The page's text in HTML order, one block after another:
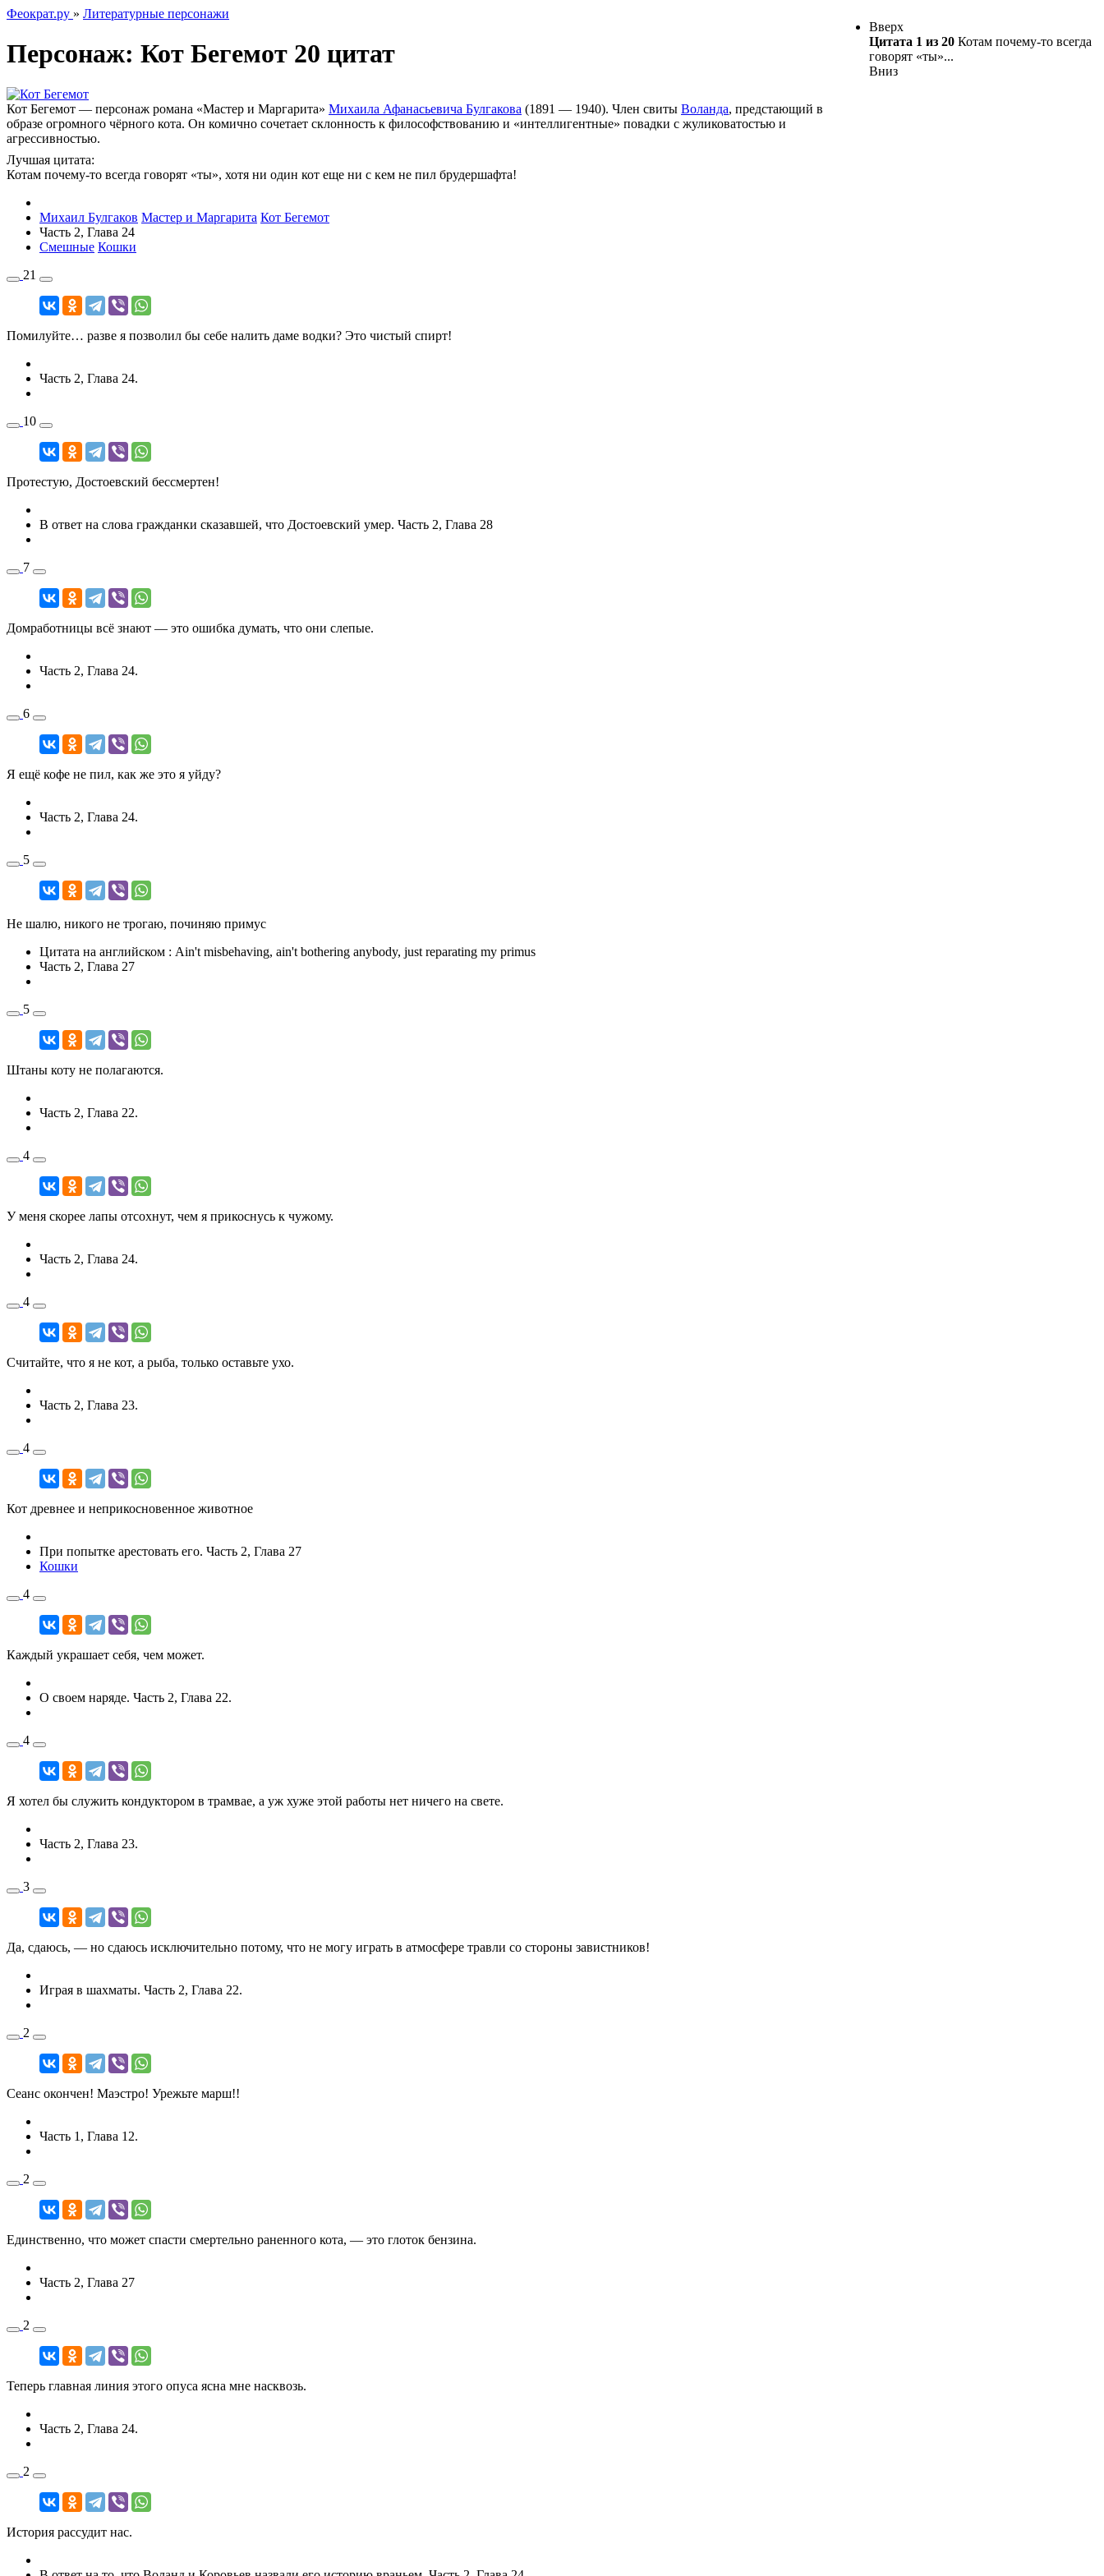
Феократ.ру » Литературные персонажи
Персонаж: Кот Бегемот 20 цитат
Кот Бегемот — персонаж романа «Мастер и Маргарита» Михаила Афанасьевича Булгакова (1891 — 1940). Член свиты Воланда, предстающий в
образе огромного чёрного кота. Он комично сочетает склонность к философствованию и «интеллигентные» повадки с жуликоватостью и
агрессивностью.
Лучшая цитата:
Котам почему-то всегда говорят «ты», хотя ни один кот еще ни с кем не пил брудершафта!
Михаил Булгаков Мастер и Маргарита Кот Бегемот
Часть 2, Глава 24
Смешные Кошки
21
Помилуйте… разве я позволил бы себе налить даме водки? Это чистый спирт!
Часть 2, Глава 24.
10
Протестую, Достоевский бессмертен!
В ответ на слова гражданки сказавшей, что Достоевский умер. Часть 2, Глава 28
7
Домработницы всё знают — это ошибка думать, что они слепые.
Часть 2, Глава 24.
6
Я ещё кофе не пил, как же это я уйду?
Часть 2, Глава 24.
5
Не шалю, никого не трогаю, починяю примус
Цитата на английском : Ain't misbehaving, ain't bothering anybody, just reparating my primus
Часть 2, Глава 27
5
Штаны коту не полагаются.
Часть 2, Глава 22.
4
У меня скорее лапы отсохнут, чем я прикоснусь к чужому.
Часть 2, Глава 24.
4
Считайте, что я не кот, а рыба, только оставьте ухо.
Часть 2, Глава 23.
4
Кот древнее и неприкосновенное животное
При попытке арестовать его. Часть 2, Глава 27
Кошки
4
Каждый украшает себя, чем может.
О своем наряде. Часть 2, Глава 22.
4
Я хотел бы служить кондуктором в трамвае, а уж хуже этой работы нет ничего на свете.
Часть 2, Глава 23.
3
Да, сдаюсь, — но сдаюсь исключительно потому, что не могу играть в атмосфере травли со стороны завистников!
Играя в шахматы. Часть 2, Глава 22.
2
Сеанс окончен! Маэстро! Урежьте марш!!
Часть 1, Глава 12.
2
Единственно, что может спасти смертельно раненного кота, — это глоток бензина.
Часть 2, Глава 27
2
Теперь главная линия этого опуса ясна мне насквозь.
Часть 2, Глава 24.
2
История рассудит нас.
Вверх
Цитата 1 из20Котам почему-то всегда
говорят «ты»...
Вниз